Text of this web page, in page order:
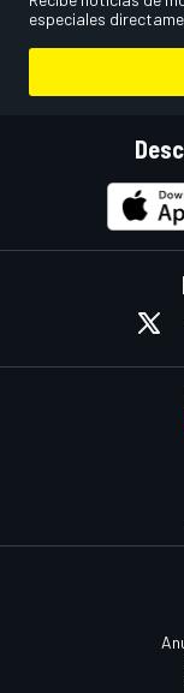
especiales